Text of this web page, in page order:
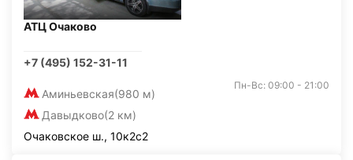
АТЦ Очаково
+7 (495) 152-31-11
Аминьевская(980 м)
Давыдково(2 км)
Пн-Вс: 09:00 - 21:00
Очаковское ш., 10к2с2